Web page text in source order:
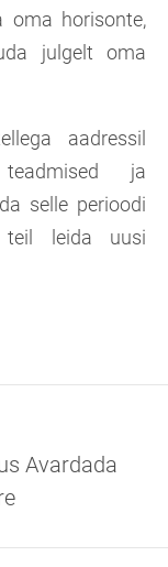
oma horisonte,
julgelt oma
aadressil
teadmised ja
selle perioodi
teil leida uusi
Avardada